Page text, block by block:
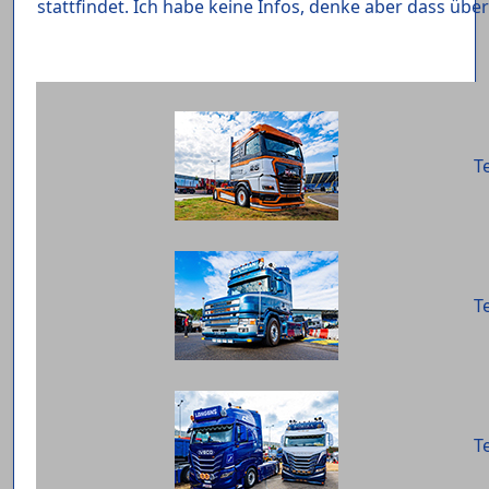
stattfindet. Ich habe keine Infos, denke aber dass